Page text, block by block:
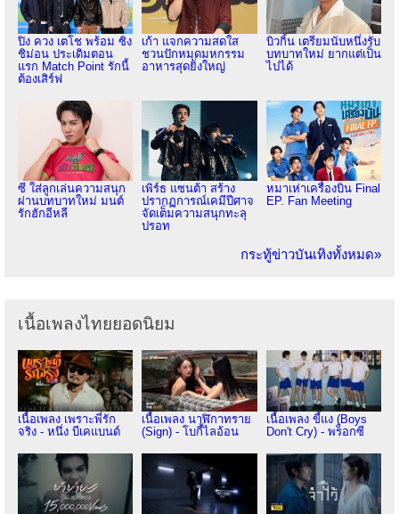
ปิง ควง เตโช พร้อม ซิง
ชิม่อน ประเดิมตอน
แรก Match Point รักนี้
ต้องเสิร์ฟ
เก้า แจกความสดใส
ชวนปักหมุดมหกรรม
อาหารสุดยิ่งใหญ่
บิวกิ้น เตรียมนับหนึ่งรับ
บทบาทใหม่ ยากแต่เป็น
ไปได้
ซี ใส่ลูกเล่นความสนุก
ผ่านบทบาทใหม่ มนต์
รักฮักอีหลี
เพิร์ธ แซนต้า สร้าง
ปรากฏการณ์เคมีปีศาจ
จัดเต็มความสนุกทะลุ
ปรอท
หมาเห่าเครื่องบิน Final
EP. Fan Meeting
กระทู้ข่าวบันเทิงทั้งหมด»
เนื้อเพลงไทยยอดนิยม
เนื้อเพลง เพราะพี่รัก
จริง - หนึ่ง บีเคแบนด์
เนื้อเพลง นาฬิกาทราย
(Sign) - โบกี้ไลอ้อน
เนื้อเพลง ขี้แง (Boys
Don't Cry) - พร็อกซี